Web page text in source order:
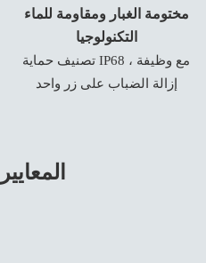
مختومة الغبار ومقاومة للماء
التكنولوجيا
تصنيف حماية IP68 ، مع وظيفة
إزالة الضباب على زر واحد